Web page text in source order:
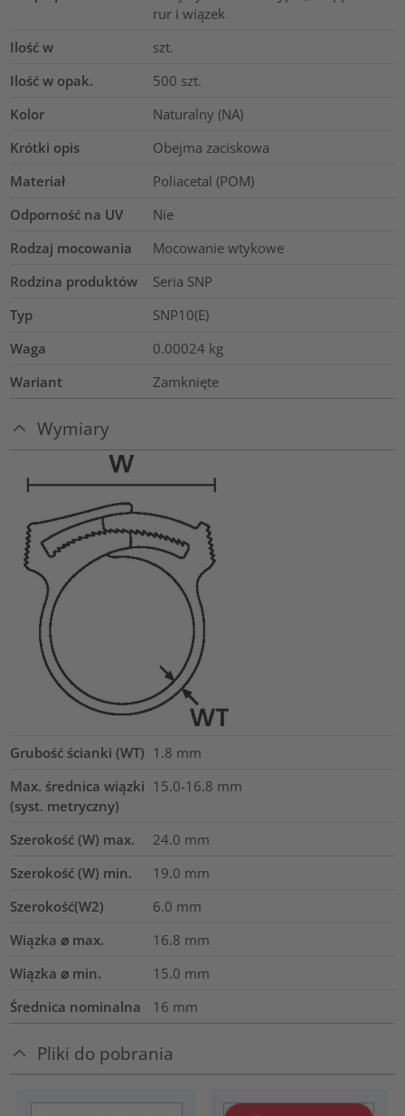
rur i wiązek
Ilość w
szt.
Ilość w opak.
500 szt.
Kolor
Naturalny (NA)
Krótki opis
Obejma zaciskowa
Materiał
Poliacetal (POM)
Odporność na UV
Nie
Rodzaj mocowania
Mocowanie wtykowe
Rodzina produktów
Seria SNP
Typ
SNP10(E)
Waga
0.00024 kg
Wariant
Zamknięte
Wymiary
Grubość ścianki (WT) 1.8 mm
Max. średnica wiązki
(syst. metryczny)
15.0-16.8 mm
Szerokość (W) max. 24.0 mm
Szerokość (W) min.
19.0 mm
Szerokość(W2)
6.0 mm
Wiązka ⌀ max.
16.8 mm
Wiązka ⌀ min.
15.0 mm
Średnica nominalna
16 mm
Pliki do pobrania